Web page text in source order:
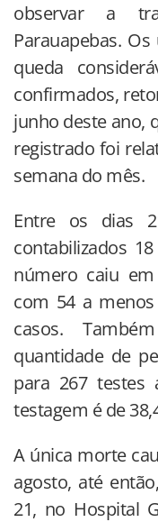
observar a
Parauapebas.
queda
confirmados,
junho deste ano,
registrado foi
semana do mês.
Entre os dias
contabilizados
número caiu
com 54 a
casos.
quantidade de
para 267
testagem é de
A única morte
agosto, até
21, no Hospital